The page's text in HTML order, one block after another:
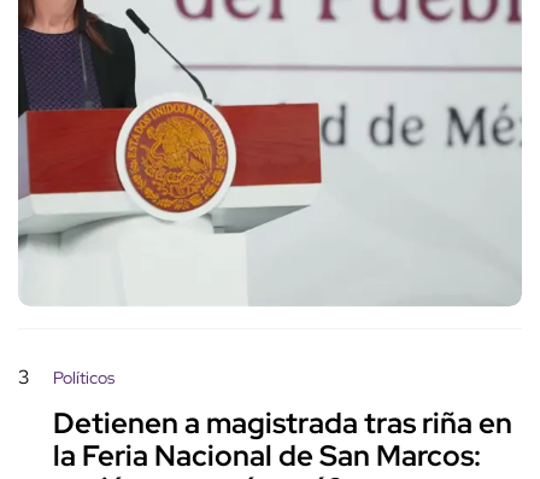
3 Políticos
Detienen a magistrada tras riña en
la Feria Nacional de San Marcos: